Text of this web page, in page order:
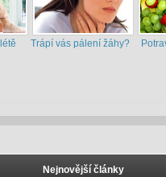
Trápí vás pálení žáhy?
Nejnovější články